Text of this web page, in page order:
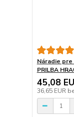
Náradie pre
PRILBA
45,08
36,65 EUR